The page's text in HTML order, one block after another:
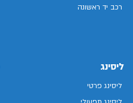
רכב יד ראשונה
ליסינג
ליסינג פרטי